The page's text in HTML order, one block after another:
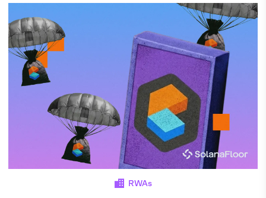
RWAs